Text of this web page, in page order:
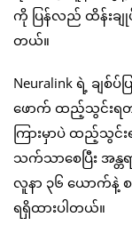
ကို ပြန်လည် ထိန်းချု
တယ်။
Neuralink ရဲ့ ချ
ဖောက် ထည့်သွင်းရတ
ကြားမှာပဲ ထည့်သွင်း
သက်သာစေပြီး အ
လူနာ ၃၆ ယောက်နဲ့
ရရှိထားပါတယ်။